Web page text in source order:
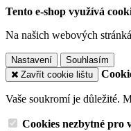
Tento e-shop využívá
Na našich webových
Nastavení
Souhlasím
Zavřít cookie lištu
Vaše soukromí je důležité.
Cookies nezbytné pro